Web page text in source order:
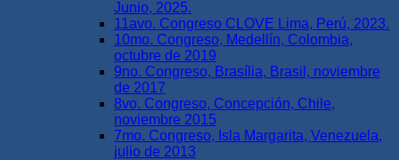
Junio, 2025.
11avo. Congreso CLOVE Lima, Perú, 2023.
10mo. Congreso, Medellín, Colombia,
octubre de 2019
9no. Congreso, Brasília, Brasil, noviembre
de 2017
8vo. Congreso, Concepción, Chile,
noviembre 2015
7mo. Congreso, Isla Margarita, Venezuela,
julio de 2013